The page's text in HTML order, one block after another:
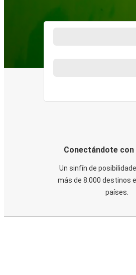
Conectándote con
Un sinfín de
más de 8.000 destinos
países.